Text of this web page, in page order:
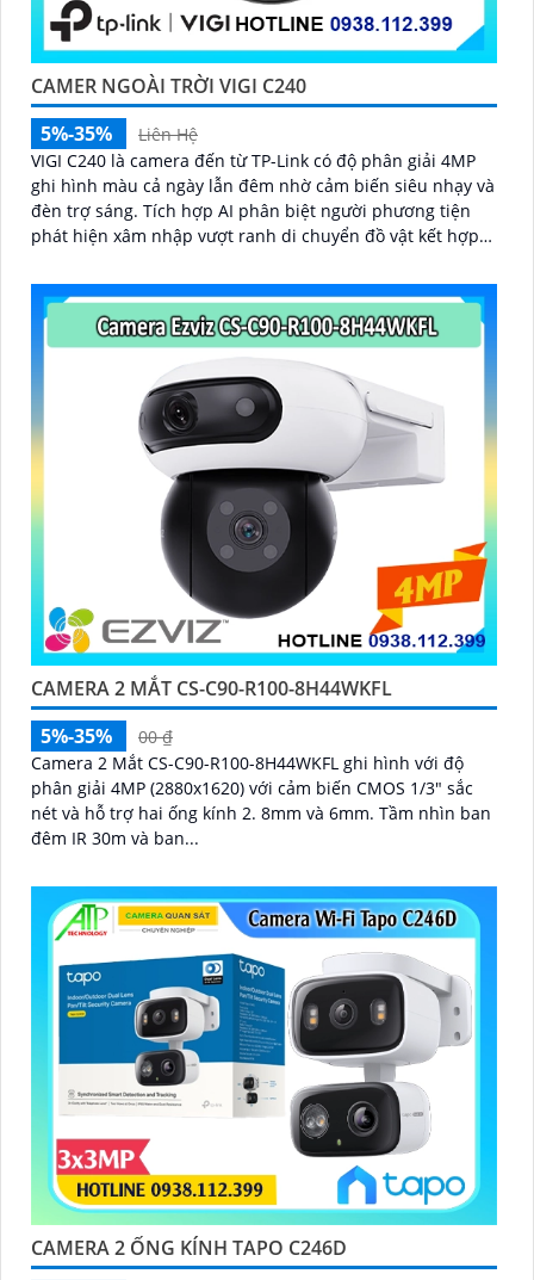
CAMER NGOÀI TRỜI VIGI C240
5%-35%
Liên Hệ
VIGI C240 là camera đến từ TP-Link có độ phân giải 4MP
ghi hình màu cả ngày lẫn đêm nhờ cảm biến siêu nhạy và
đèn trợ sáng. Tích hợp AI phân biệt người phương tiện
phát hiện xâm nhập vượt ranh di chuyển đồ vật kết hợp
nén H
CAMERA 2 MẮT CS-C90-R100-8H44WKFL
5%-35%
00 ₫
Camera 2 Mắt CS-C90-R100-8H44WKFL ghi hình với độ
phân giải 4MP (2880x1620) với cảm biến CMOS 1/3" sắc
nét và hỗ trợ hai ống kính 2. 8mm và 6mm. Tầm nhìn ban
đêm IR 30m và ban...
CAMERA 2 ỐNG KÍNH TAPO C246D